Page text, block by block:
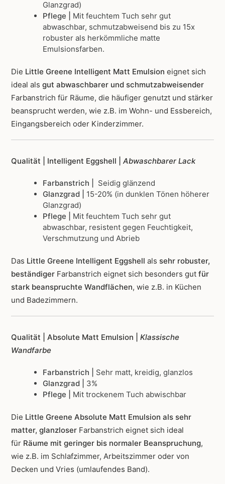
Glanzgrad)
Pflege |
Mit feuchtem Tuch sehr gut
abwaschbar, schmutzabweisend bis zu 15x
robuster als herkömmliche matte
Emulsionsfarben.
Die Little Greene Intelligent Matt Emulsion eignet sich
ideal als gut abwaschbarer und schmutzabweisender
Farbanstrich für Räume, die häufiger genutzt und stärker
beansprucht werden, wie z.B. im Wohn- und Essbereich,
Eingangsbereich oder Kinderzimmer.
Qualität | Intelligent Eggshell | Abwaschbarer Lack
Farbanstrich | Seidig glänzend
Glanzgrad |
15-20% (in dunklen Tönen höherer
Glanzgrad)
Pflege |
Mit feuchtem Tuch sehr gut
abwaschbar, resistent gegen Feuchtigkeit,
Verschmutzung und Abrieb
Das Little Greene Intelligent Eggshell als sehr robuster,
beständiger Farbanstrich eignet sich besonders gut für
stark beanspruchte Wandflächen, wie z.B. in Küchen
und Badezimmern.
Qualität | Absolute Matt Emulsion | Klassische
Wandfarbe
Farbanstrich | Sehr matt, kreidig, glanzlos
Glanzgrad | 3%
Pflege | Mit trockenem Tuch abwischbar
Die Little Greene Absolute Matt Emulsion als sehr
matter, glanzloser Farbanstrich eignet sich ideal
für Räume mit geringer bis normaler Beanspruchung,
wie z.B. im Schlafzimmer, Arbeitszimmer oder von
Decken und Vries (umlaufendes Band).